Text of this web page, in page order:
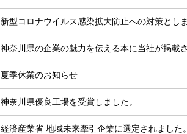
新型コロナウイルス感染拡大防止への対策とし
神奈川県の企業の魅力を伝える本に当社が掲載
夏季休業のお知らせ
神奈川県優良工場を受賞しました。
経済産業省 地域未来牽引企業に選定されました